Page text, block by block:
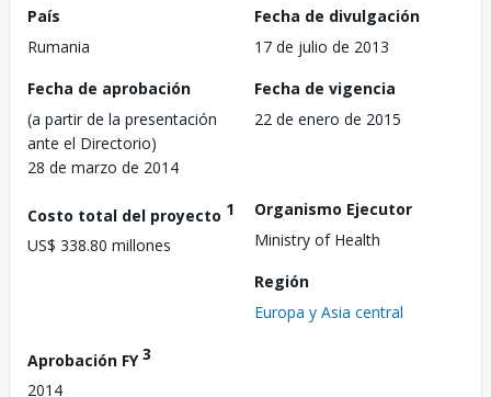
País
Rumania
Fecha de divulgación
17 de julio de 2013
Fecha de aprobación
(a partir de la presentación
ante el Directorio)
28 de marzo de 2014
Fecha de vigencia
22 de enero de 2015
Costo total del proyecto 1
US$ 338.80 millones
Organismo Ejecutor
Ministry of Health
Región
Europa y Asia central
Aprobación FY3
2014